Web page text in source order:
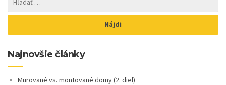
Najnovšie články
Murované vs. montované domy (2. diel)